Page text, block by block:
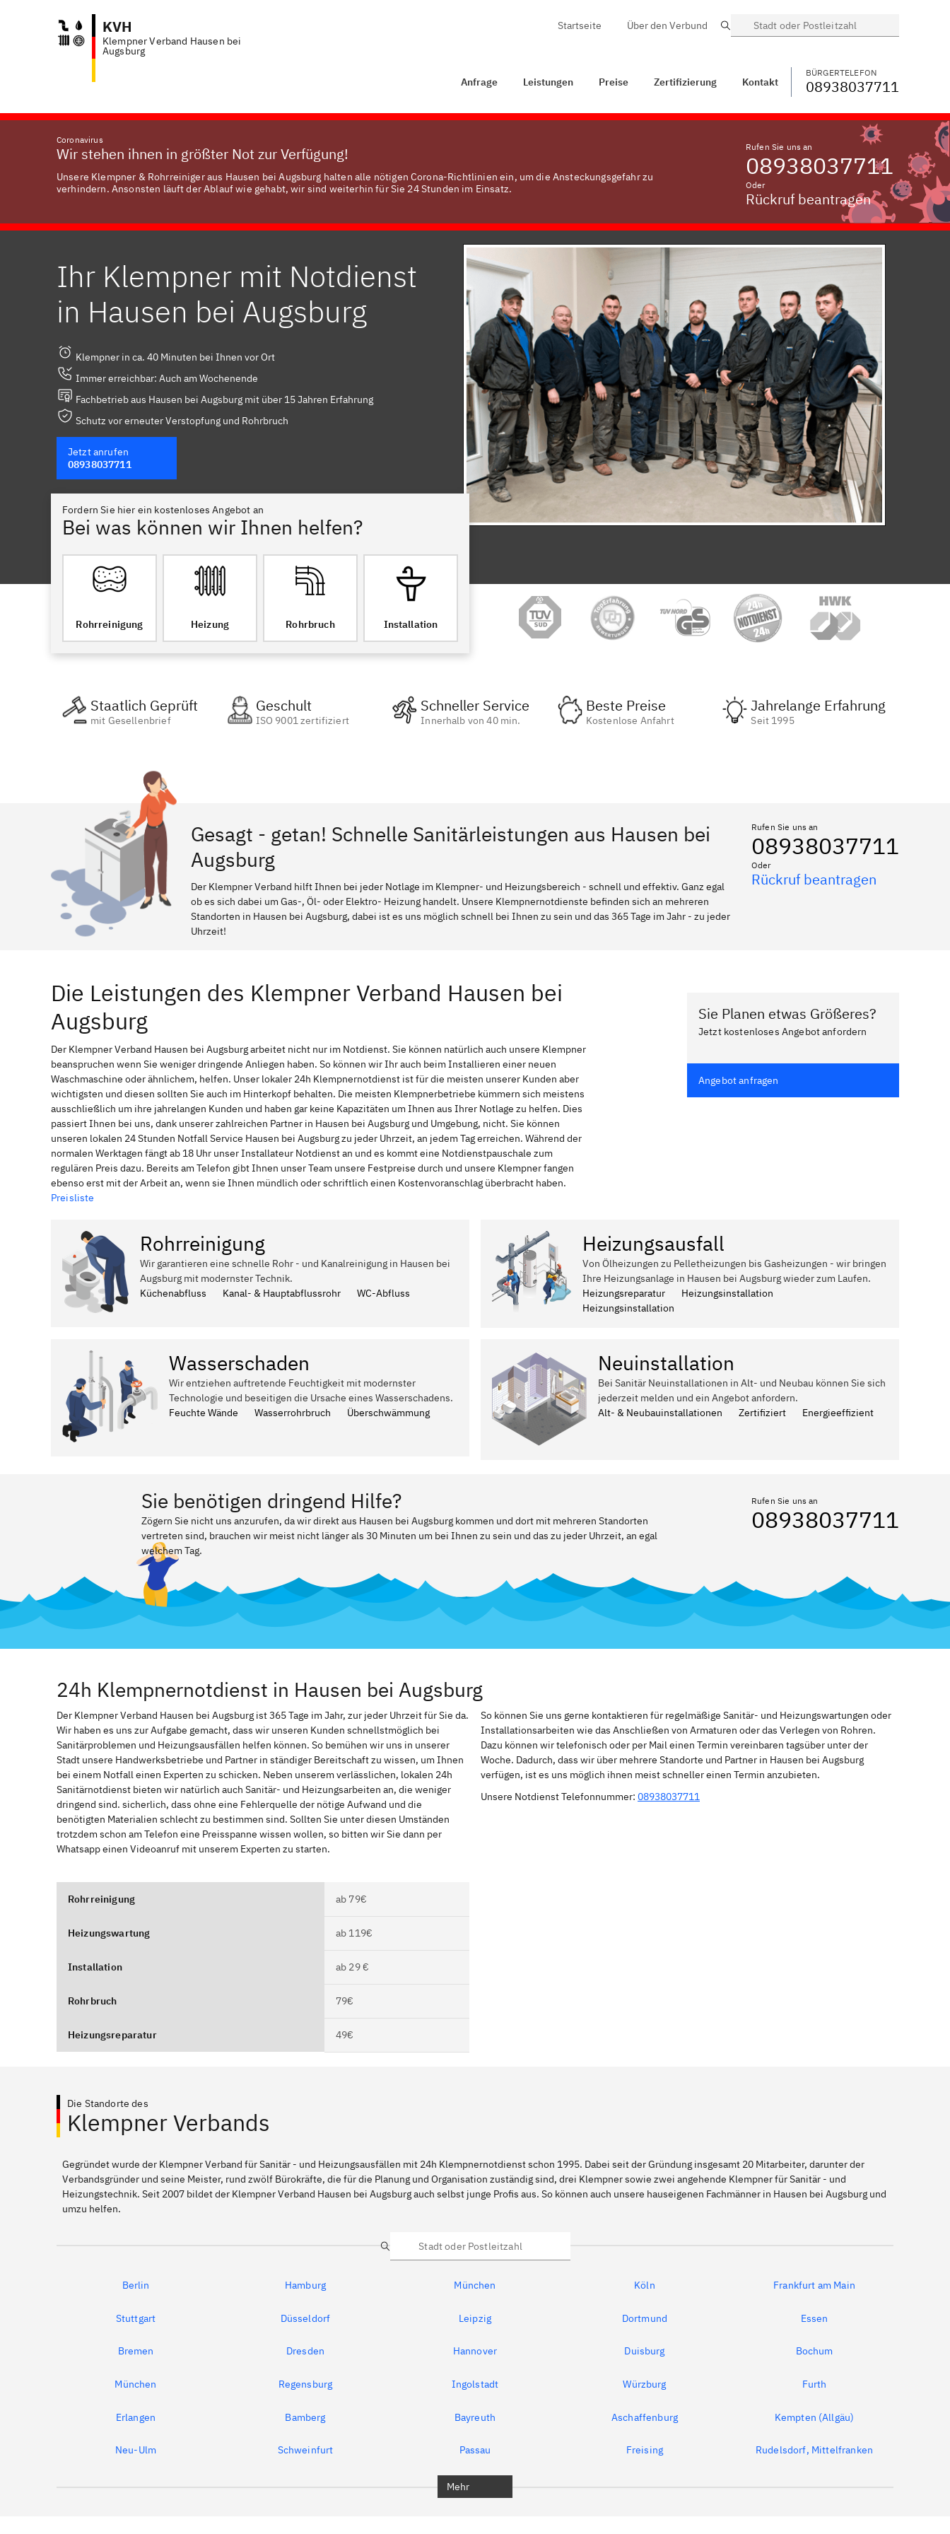
KVH
Klempner Verband Hausen bei
Augsburg
BÜRGERTELEFON WECHSELN
Startseite Über den Verbund Suche
Anfrage Leistungen Preise Zertifizierung Kontakt
BÜRGERTELEFON
08938037711
Coronavirus
Wir stehen ihnen in größter Not zur Verfügung!
Unsere Klempner & Rohrreiniger aus Hausen bei Augsburg halten alle nötigen Corona-Richtlinien ein, um die Ansteckungsgefahr zu
verhindern. Ansonsten läuft der Ablauf wie gehabt, wir sind weiterhin für Sie 24 Stunden im Einsatz.
Rufen Sie uns an
08938037711
Oder
Rückruf beantragen
Ihr Klempner mit Notdienst
in Hausen bei Augsburg
Klempner in ca. 40 Minuten bei Ihnen vor Ort
Immer erreichbar: Auch am Wochenende
Fachbetrieb aus Hausen bei Augsburg mit über 15 Jahren Erfahrung
Schutz vor erneuter Verstopfung und Rohrbruch
Jetzt anrufen
08938037711
Fordern Sie hier ein kostenloses Angebot an
Bei was können wir Ihnen helfen?
Rohrreinigung Heizung Rohrbruch Installation
Staatlich Geprüft
mit Gesellenbrief
Geschult
ISO 9001 zertifiziert
Schneller Service
Innerhalb von 40 min.
Beste Preise
Kostenlose Anfahrt
Jahrelange Erfahrung
Seit 1995
Gesagt - getan! Schnelle Sanitärleistungen aus Hausen bei
Augsburg
Der Klempner Verband hilft Ihnen bei jeder Notlage im Klempner- und Heizungsbereich - schnell und effektiv. Ganz egal
ob es sich dabei um Gas-, Öl- oder Elektro- Heizung handelt. Unsere Klempnernotdienste befinden sich an mehreren
Standorten in Hausen bei Augsburg, dabei ist es uns möglich schnell bei Ihnen zu sein und das 365 Tage im Jahr - zu jeder
Uhrzeit!
Rufen Sie uns an
08938037711
Oder
Rückruf beantragen
Die Leistungen des Klempner Verband Hausen bei
Augsburg
Der Klempner Verband Hausen bei Augsburg arbeitet nicht nur im Notdienst. Sie können natürlich auch unsere Klempner
beanspruchen wenn Sie weniger dringende Anliegen haben. So können wir Ihr auch beim Installieren einer neuen
Waschmaschine oder ähnlichem, helfen. Unser lokaler 24h Klempnernotdienst ist für die meisten unserer Kunden aber
wichtigsten und diesen sollten Sie auch im Hinterkopf behalten. Die meisten Klempnerbetriebe kümmern sich meistens
ausschließlich um ihre jahrelangen Kunden und haben gar keine Kapazitäten um Ihnen aus Ihrer Notlage zu helfen. Dies
passiert Ihnen bei uns, dank unserer zahlreichen Partner in Hausen bei Augsburg und Umgebung, nicht. Sie können
unseren lokalen 24 Stunden Notfall Service Hausen bei Augsburg zu jeder Uhrzeit, an jedem Tag erreichen. Während der
normalen Werktagen fängt ab 18 Uhr unser Installateur Notdienst an und es kommt eine Notdienstpauschale zum
regulären Preis dazu. Bereits am Telefon gibt Ihnen unser Team unsere Festpreise durch und unsere Klempner fangen
ebenso erst mit der Arbeit an, wenn sie Ihnen mündlich oder schriftlich einen Kostenvoranschlag überbracht haben.
Preisliste
Sie Planen etwas Größeres?
Jetzt kostenloses Angebot anfordern
Angebot anfragen
Rohrreinigung
Wir garantieren eine schnelle Rohr - und Kanalreinigung in Hausen bei
Augsburg mit modernster Technik.
Küchenabfluss
Kanal- & Hauptabflussrohr WC-Abfluss
Heizungsausfall
Von Ölheizungen zu Pelletheizungen bis Gasheizungen - wir bringen
Ihre Heizungsanlage in Hausen bei Augsburg wieder zum Laufen.
Heizungsreparatur
Heizungsinstallation
Heizungsinstallation
Wasserschaden
Wir entziehen auftretende Feuchtigkeit mit modernster
Technologie und beseitigen die Ursache eines Wasserschadens.
Feuchte Wände
Wasserrohrbruch Überschwämmung
Neuinstallation
Bei Sanitär Neuinstallationen in Alt- und Neubau können Sie sich
jederzeit melden und ein Angebot anfordern.
Alt- & Neubauinstallationen
Zertifiziert Energieeffizient
Sie benötigen dringend Hilfe?
Zögern Sie nicht uns anzurufen, da wir direkt aus Hausen bei Augsburg kommen und dort mit mehreren Standorten
vertreten sind, brauchen wir meist nicht länger als 30 Minuten um bei Ihnen zu sein und das zu jeder Uhrzeit, an egal
welchem Tag.
Rufen Sie uns an
08938037711
24h Klempnernotdienst in Hausen bei Augsburg
Der Klempner Verband Hausen bei Augsburg ist 365 Tage im Jahr, zur jeder Uhrzeit für Sie da.
Wir haben es uns zur Aufgabe gemacht, dass wir unseren Kunden schnellstmöglich bei
Sanitärproblemen und Heizungsausfällen helfen können. So bemühen wir uns in unserer
Stadt unsere Handwerksbetriebe und Partner in ständiger Bereitschaft zu wissen, um Ihnen
bei einem Notfall einen Experten zu schicken. Neben unserem verlässlichen, lokalen 24h
Sanitärnotdienst bieten wir natürlich auch Sanitär- und Heizungsarbeiten an, die weniger
dringend sind. sicherlich, dass ohne eine Fehlerquelle der nötige Aufwand und die
benötigten Materialien schlecht zu bestimmen sind. Sollten Sie unter diesen Umständen
trotzdem schon am Telefon eine Preisspanne wissen wollen, so bitten wir Sie dann per
Whatsapp einen Videoanruf mit unserem Experten zu starten.
So können Sie uns gerne kontaktieren für regelmäßige Sanitär- und Heizungswartungen oder
Installationsarbeiten wie das Anschließen von Armaturen oder das Verlegen von Rohren.
Dazu können wir telefonisch oder per Mail einen Termin vereinbaren tagsüber unter der
Woche. Dadurch, dass wir über mehrere Standorte und Partner in Hausen bei Augsburg
verfügen, ist es uns möglich ihnen meist schneller einen Termin anzubieten.
Unsere Notdienst Telefonnummer: 08938037711
Rohrreinigung ab 79€
Heizungswartung ab 119€
Installation ab 29 €
Rohrbruch 79€
Heizungsreparatur 49€
Die Standorte des
Klempner Verbands
Gegründet wurde der Klempner Verband für Sanitär - und Heizungsausfällen mit 24h Klempnernotdienst schon 1995. Dabei seit der Gründung insgesamt 20 Mitarbeiter, darunter der
Verbandsgründer und seine Meister, rund zwölf Bürokräfte, die für die Planung und Organisation zuständig sind, drei Klempner sowie zwei angehende Klempner für Sanitär - und
Heizungstechnik. Seit 2007 bildet der Klempner Verband Hausen bei Augsburg auch selbst junge Profis aus. So können auch unsere hauseigenen Fachmänner in Hausen bei Augsburg und
umzu helfen.
Suche
Berlin Hamburg München Köln Frankfurt am Main
Stuttgart Düsseldorf Leipzig Dortmund Essen
Bremen Dresden Hannover Duisburg Bochum
München Regensburg Ingolstadt Würzburg Furth
Erlangen Bamberg Bayreuth Aschaffenburg Kempten (Allgäu)
Neu-Ulm Schweinfurt Passau Freising Rudelsdorf, Mittelfranken
Mehr